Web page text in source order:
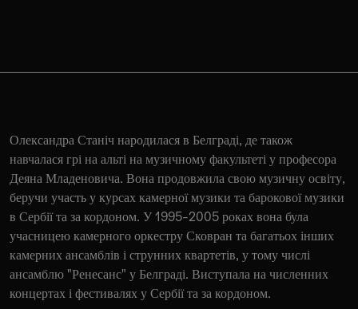
Олександра Станіч народилася в Белграді, де також
навчалася грі на альті на музичному факультеті у професора
Деяна Младеновича. Вона продовжила свою музичну освіту,
беручи участь у курсах камерної музики та барокової музики
в Сербії та за кордоном. У 1995-2005 роках вона була
учасницею камерного оркестру Сковран та багатьох інших
камерних ансамблів і струнних квартетів, у тому числі
ансамблю "Ренесанс" у Белграді. Виступала на численних
концертах і фестивалях у Сербії та за кордоном.